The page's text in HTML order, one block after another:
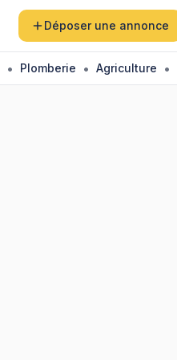
Déposer une annonce
• Plomberie • Agriculture •